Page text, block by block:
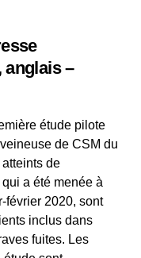
anglais –
étude pilote
de CSM du
de
a été menée à
février 2020, sont
inclus dans
fuites. Les